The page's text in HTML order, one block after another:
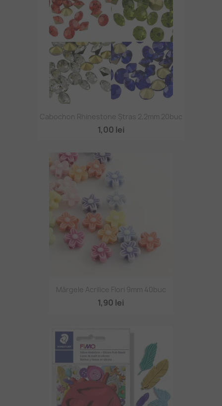
Cabochon Rhinestone Ștras 2,2mm 20buc
1,00 lei
Mărgele Acrilice Flori 9mm 40buc
1,90 lei